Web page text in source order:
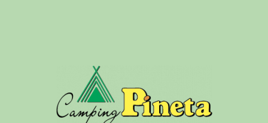
SPIAGGIA
DINTORNI